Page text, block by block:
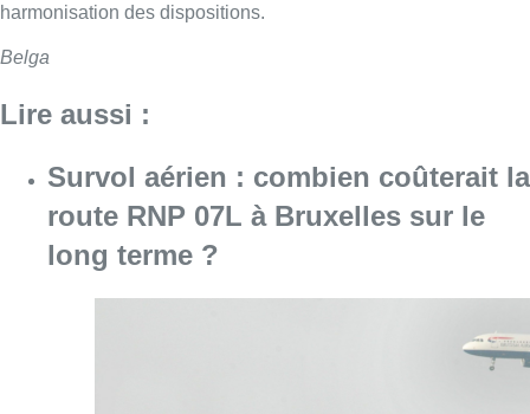
harmonisation des dispositions.
Belga
Lire aussi :
Survol aérien : combien coûterait la
route RNP 07L à Bruxelles sur le
long terme ?